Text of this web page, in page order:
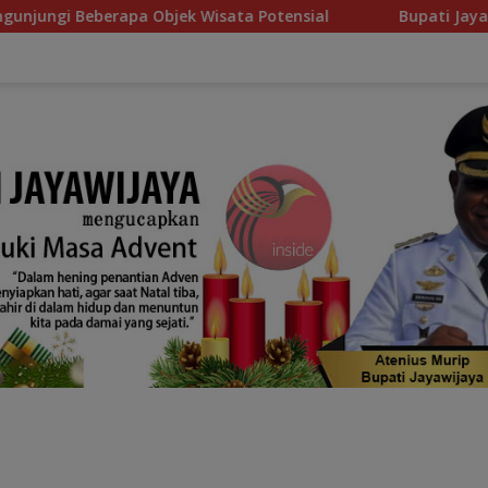
Wisata Potensial Bupati Jayawijaya Sambut